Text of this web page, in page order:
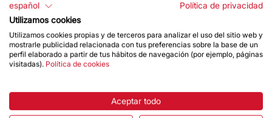
La Fundación
Preguntas frecuentes
Normativa y condiciones de compra
español
Política de privacidad
Utilizamos cookies
Utilizamos cookies propias y de terceros para analizar el uso del sitio web y
mostrarle publicidad relacionada con tus preferencias sobre la base de un
perfil elaborado a partir de tus hábitos de navegación (por ejemplo, páginas
visitadas). Política de cookies
Aceptar todo